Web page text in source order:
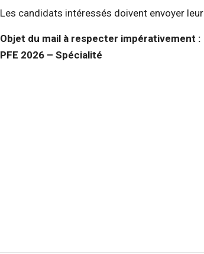
Les candidats intéressés doivent envoyer leur
Objet du mail à respecter impérativement :
PFE 2026 – Spécialité